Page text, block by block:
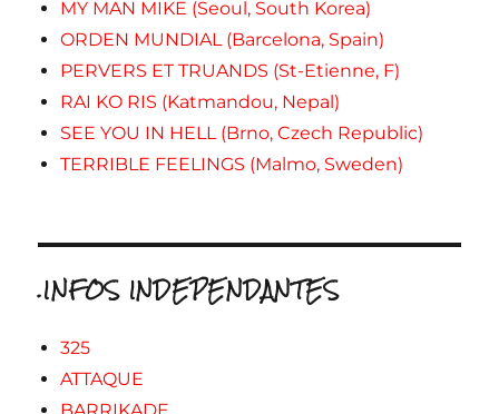
MY MAN MIKE (Seoul, South Korea)
ORDEN MUNDIAL (Barcelona, Spain)
PERVERS ET TRUANDS (St-Etienne, F)
RAI KO RIS (Katmandou, Nepal)
SEE YOU IN HELL (Brno, Czech Republic)
TERRIBLE FEELINGS (Malmo, Sweden)
.INFOS INDEPENDANTES
325
ATTAQUE